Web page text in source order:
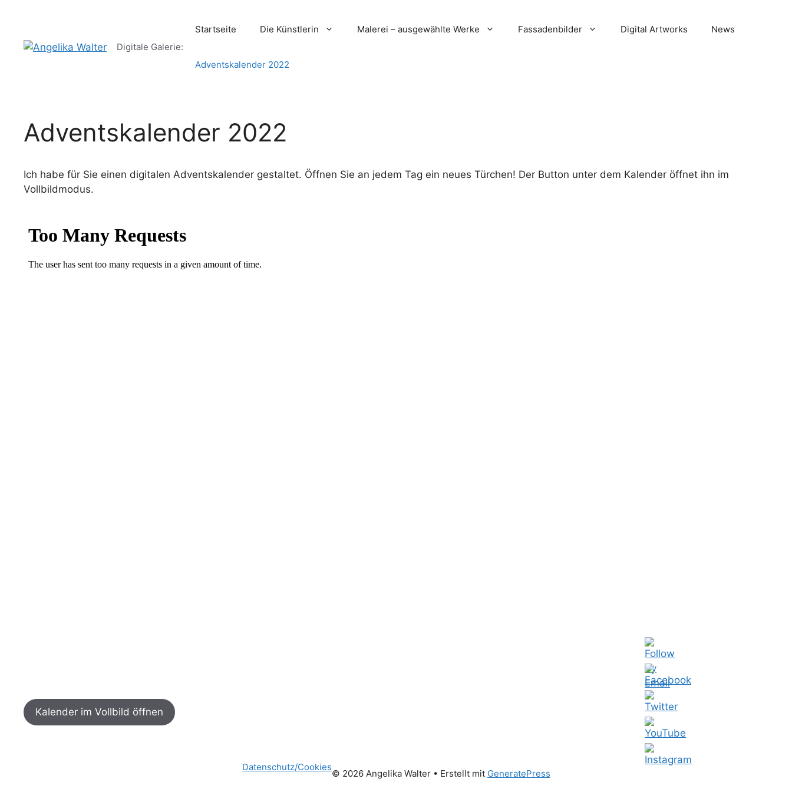
Digitale Galerie:
Startseite Die Künstlerin Malerei – ausgewählte Werke Fassadenbilder Digital Artworks News
Adventskalender 2022
Adventskalender 2022
Ich habe für Sie einen digitalen Adventskalender gestaltet. Öffnen Sie an jedem Tag ein neues Türchen! Der Button unter dem Kalender öffnet ihn im
Vollbildmodus.
Kalender im Vollbild öffnen
Datenschutz/Cookies
© 2026 Angelika Walter• Erstellt mit GeneratePress